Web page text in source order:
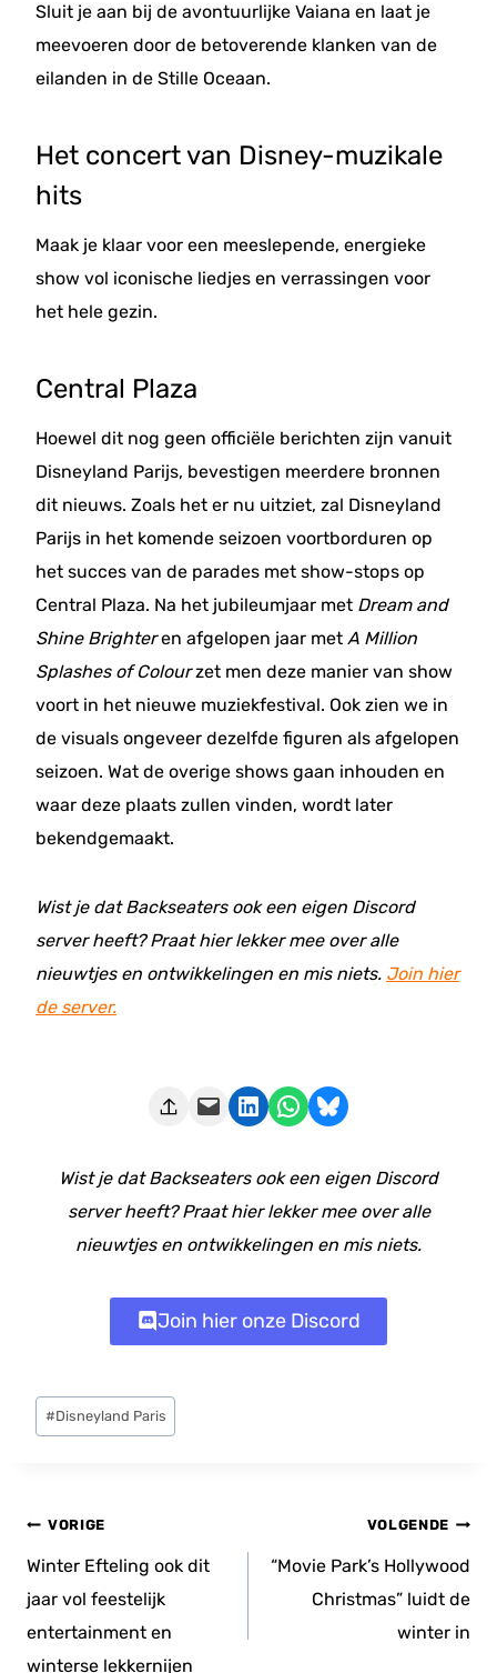
Sluit je aan bij de avontuurlijke Vaiana en laat je
meevoeren door de betoverende klanken van de
eilanden in de Stille Oceaan.
Het concert van Disney-muzikale
hits
Maak je klaar voor een meeslepende, energieke
show vol iconische liedjes en verrassingen voor
het hele gezin.
Central Plaza
Hoewel dit nog geen officiële berichten zijn vanuit
Disneyland Parijs, bevestigen meerdere bronnen
dit nieuws. Zoals het er nu uitziet, zal Disneyland
Parijs in het komende seizoen voortborduren op
het succes van de parades met show-stops op
Central Plaza. Na het jubileumjaar met Dream and
Shine Brighteren afgelopen jaar met A Million
Splashes of Colourzet men deze manier van show
voort in het nieuwe muziekfestival. Ook zien we in
de visuals ongeveer dezelfde figuren als afgelopen
seizoen. Wat de overige shows gaan inhouden en
waar deze plaats zullen vinden, wordt later
bekendgemaakt.
Wist je dat Backseaters ook een eigen Discord
server heeft? Praat hier lekker mee over alle
nieuwtjes en ontwikkelingen en mis niets. Join hier
de server.
Deze pagina e-mailen Delen op LinkedIn Delen via WhatsApp Share on Bluesky
Wist je dat Backseaters ook een eigen Discord
server heeft? Praat hier lekker mee over alle
nieuwtjes en ontwikkelingen en mis niets.
Join hier onze Discord
Bericht
tags:
#Disneyland Paris
Bericht
navigatie
VORIGE
Winter Efteling ook dit
jaar vol feestelijk
entertainment en
winterse lekkernijen
VOLGENDE
“Movie Park’s Hollywood
Christmas” luidt de
winter in